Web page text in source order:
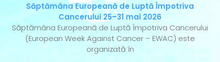
Săptămâna Europeană de Luptă Împotriva
Cancerului 25–31 mai 2026
Săptămâna Europeană de Luptă Împotriva Cancerului
(European Week Against Cancer – EWAC) este
organizată în